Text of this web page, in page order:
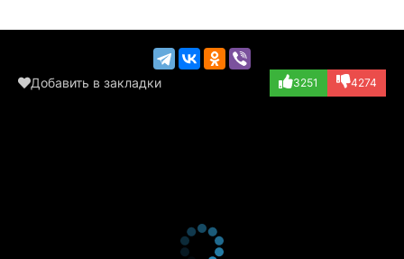
Добавить в закладки 3251 4274